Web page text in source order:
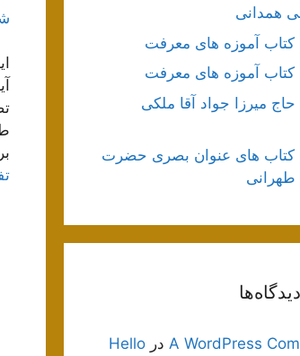
همدانی
آموزه های معرفت
آموزه های معرفت
حاج میرزا جواد آقا ملکی
کتاب های عنوان بصری حضرت
طهرانی
A WordPress در Hello